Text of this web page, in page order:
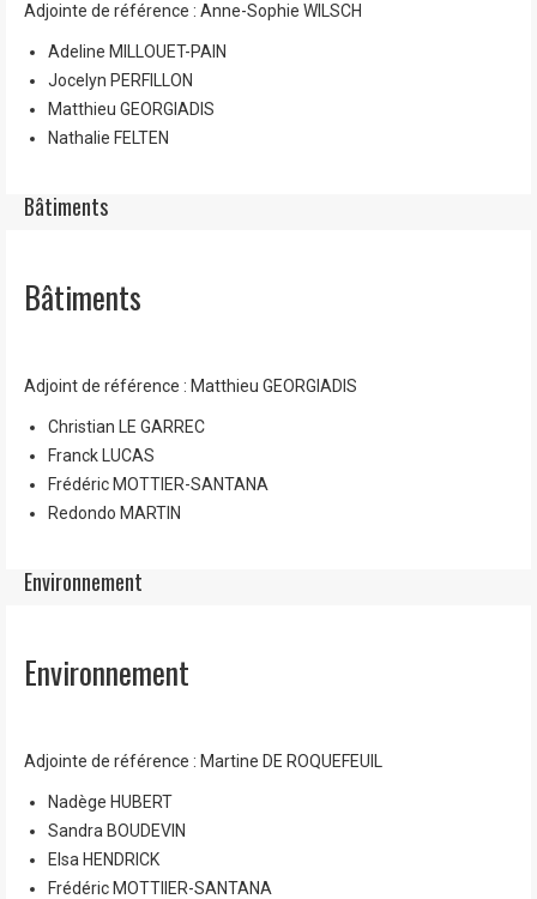
Adjointe de référence : Anne-Sophie WILSCH
Adeline MILLOUET-PAIN
Jocelyn PERFILLON
Matthieu GEORGIADIS
Nathalie FELTEN
Bâtiments
Bâtiments
Adjoint de référence : Matthieu GEORGIADIS
Christian LE GARREC
Franck LUCAS
Frédéric MOTTIER-SANTANA
Redondo MARTIN
Environnement
Environnement
Adjointe de référence : Martine DE ROQUEFEUIL
Nadège HUBERT
Sandra BOUDEVIN
Elsa HENDRICK
Frédéric MOTTIIER-SANTANA